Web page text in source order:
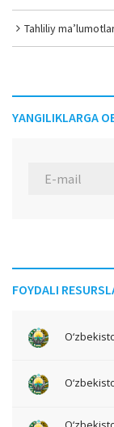
Tahliliy
YANGILIKLARGA
FOYDALI